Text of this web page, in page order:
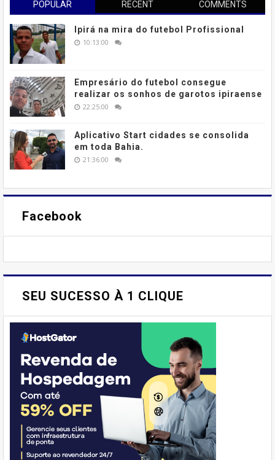
POPULAR RECENT COMMENTS
Ipirá na mira do futebol Profissional
10:13:00
Empresário do futebol consegue
realizar os sonhos de garotos ipiraense
22:25:00
Aplicativo Start cidades se consolida
em toda Bahia.
21:36:00
Facebook
SEU SUCESSO À 1 CLIQUE